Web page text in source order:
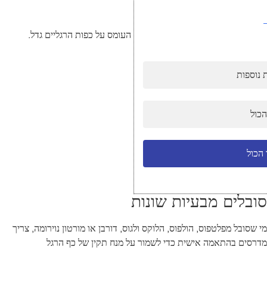
כשעומדים שעות בעבודה או בטיולים, העומס על כפות הרגליים גדל.
סובלים מבעיות שונות
מי שסובל מפלטפוס, הולפוס, הלוקס ולגוס, דורבן או מורטון נוירומה, צריך
מדרסים בהתאמה אישית כדי לשמור על מנח תקין של כף הרגל
נוספות